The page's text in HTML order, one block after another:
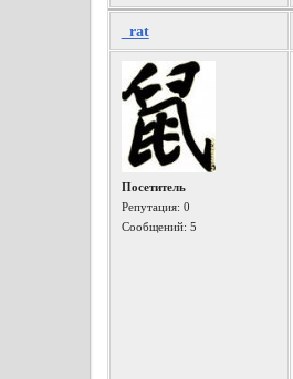
_rat
Посетитель
Репутация: 0
Сообщений: 5